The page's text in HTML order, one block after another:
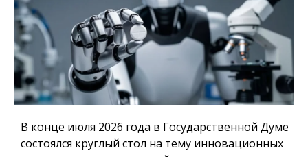
В конце июля 2026 года в Государственной Думе
состоялся круглый стол на тему инновационных